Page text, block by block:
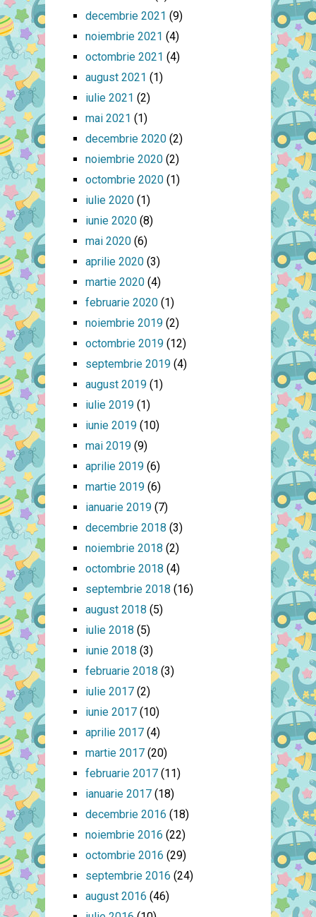
decembrie 2021 (9)
noiembrie 2021 (4)
octombrie 2021 (4)
august 2021 (1)
iulie 2021 (2)
mai 2021 (1)
decembrie 2020(2)
noiembrie 2020(2)
octombrie 2020(1)
iulie 2020(1)
iunie 2020(8)
mai 2020(6)
aprilie 2020(3)
martie 2020(4)
februarie 2020(1)
noiembrie 2019(2)
octombrie 2019(12)
septembrie 2019(4)
august 2019(1)
iulie 2019(1)
iunie 2019(10)
mai 2019(9)
aprilie 2019(6)
martie 2019(6)
ianuarie 2019(7)
decembrie 2018 (3)
noiembrie 2018 (2)
octombrie 2018 (4)
septembrie 2018 (16)
august 2018 (5)
iulie 2018 (5)
iunie 2018 (3)
februarie 2018 (3)
iulie 2017(2)
iunie 2017(10)
aprilie 2017(4)
martie 2017(20)
februarie 2017(11)
ianuarie 2017(18)
decembrie 2016 (18)
noiembrie 2016 (22)
octombrie 2016 (29)
septembrie 2016 (24)
august 2016 (46)